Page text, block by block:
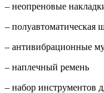
– неопреновые
– полуавтоматическая
– антивибрационные
– наплечный ремень
– набор инструментов